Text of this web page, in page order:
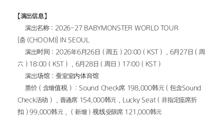
【演出信息】
• 演出名称：2026-27 BABYMONSTER WORLD TOUR
[춤 (CHOOM)] IN SEOUL
• 演出时间：2026年6月26日（周五）20:00（KST），6月27日（周
六）18:00（KST），6月28日（周日）17:00（KST）
• 演出场馆：蚕室室内体育馆
• 票价（含增值税）：Sound Check席 198,000韩元（包含Sound
Check活动），普通席 154,000韩元，Lucky Seat（非指定座席折
扣）99,000韩元，（新增）视线受限席 121,000韩元